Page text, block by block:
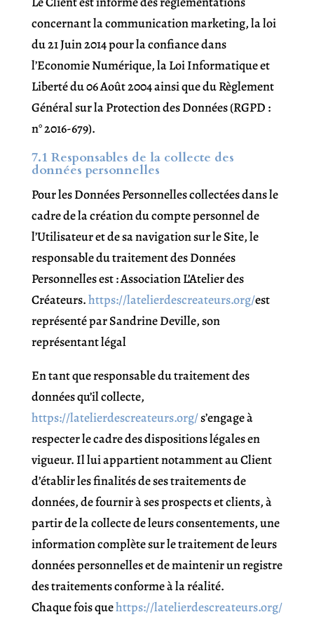
concernant la communication marketing, la loi
du 21 Juin 2014 pour la confiance dans
l’Economie Numérique, la Loi Informatique et
Liberté du 06 Août 2004 ainsi que du Règlement
Général sur la Protection des Données (RGPD :
n° 2016-679).
7.1 Responsables de la collecte des
données personnelles
Pour les Données Personnelles collectées dans le
cadre de la création du compte personnel de
l’Utilisateur et de sa navigation sur le Site, le
responsable du traitement des Données
Personnelles est : Association L’Atelier des
Créateurs.https://latelierdescreateurs.org/est
représenté par Sandrine Deville, son
représentant légal
En tant que responsable du traitement des
données qu’il collecte,
https://latelierdescreateurs.org/s’engage à
respecter le cadre des dispositions légales en
vigueur. Il lui appartient notamment au Client
d’établir les finalités de ses traitements de
données, de fournir à ses prospects et clients, à
partir de la collecte de leurs consentements, une
information complète sur le traitement de leurs
données personnelles et de maintenir un registre
des traitements conforme à la réalité.
Chaque fois quehttps://latelierdescreateurs.org/